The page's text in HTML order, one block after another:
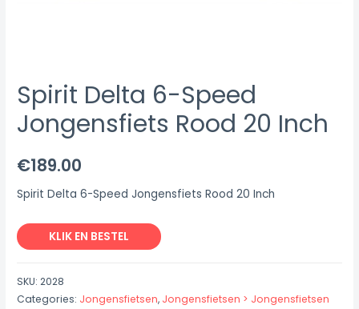
Spirit Delta 6-Speed
Jongensfiets Rood 20 Inch
€189.00
Spirit Delta 6-Speed Jongensfiets Rood 20 Inch
KLIK EN BESTEL
SKU:2028
Categories: Jongensfietsen, Jongensfietsen > Jongensfietsen